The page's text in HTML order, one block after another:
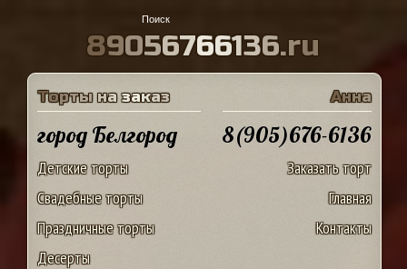
89056766136.ru
Торты на заказ
город Белгород
Детские торты
Свадебные торты
Праздничные торты
Десерты
Анна
8(905)676-6136
Заказать торт
Главная
Контакты